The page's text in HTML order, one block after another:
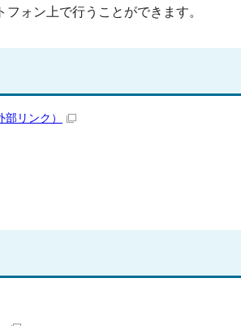
ォン上で行うことができます。
部リンク）